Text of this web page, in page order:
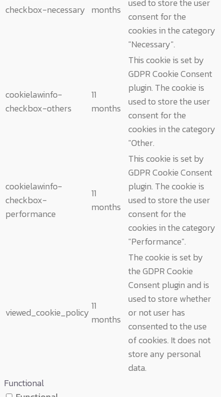
checkbox-necessary months
used to store the user
consent for the
cookies in the category
"Necessary".
cookielawinfo-
checkbox-others
11
months
This cookie is set by
GDPR Cookie Consent
plugin. The cookie is
used to store the user
consent for the
cookies in the category
"Other.
cookielawinfo-
checkbox-
performance
11
months
This cookie is set by
GDPR Cookie Consent
plugin. The cookie is
used to store the user
consent for the
cookies in the category
"Performance".
viewed_cookie_policy
11
months
The cookie is set by
the GDPR Cookie
Consent plugin and is
used to store whether
or not user has
consented to the use
of cookies. It does not
store any personal
data.
Functional